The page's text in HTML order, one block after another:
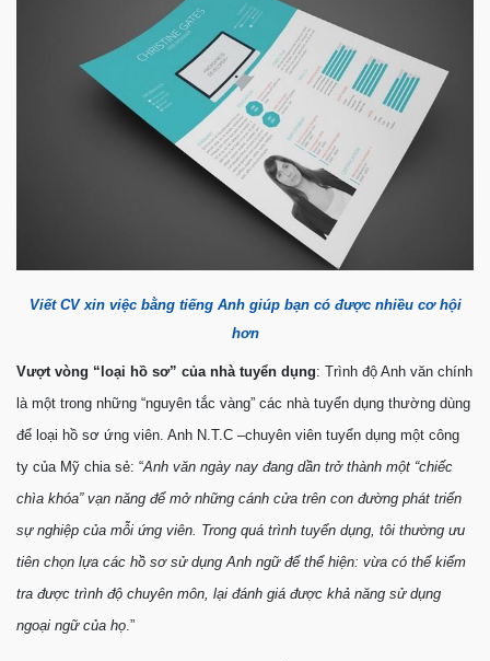
Viết CV xin việc bằng tiếng Anh giúp bạn có được nhiều cơ hội
hơn
Vượt vòng “loại hồ sơ” của nhà tuyển dụng: Trình độ Anh văn chính
là một trong những “nguyên tắc vàng” các nhà tuyển dụng thường dùng
để loại hồ sơ ứng viên. Anh N.T.C –chuyên viên tuyển dụng một công
ty của Mỹ chia sẻ: “Anh văn ngày nay đang dần trở thành một “chiếc
chìa khóa” vạn năng để mở những cánh cửa trên con đường phát triển
sự nghiệp của mỗi ứng viên. Trong quá trình tuyển dụng, tôi thường ưu
tiên chọn lựa các hồ sơ sử dụng Anh ngữ để thể hiện: vừa có thể kiểm
tra được trình độ chuyên môn, lại đánh giá được khả năng sử dụng
ngoại ngữ của họ .”